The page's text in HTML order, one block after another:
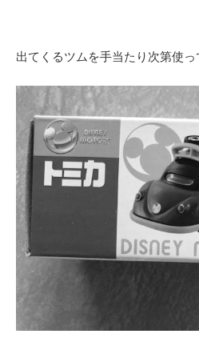
出てくるツムを手当たり次第使っ